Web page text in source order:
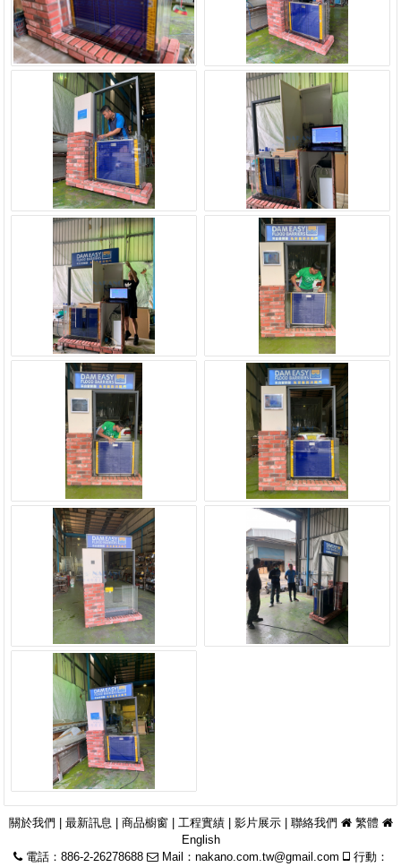
關於我們 最新訊息 商品櫥窗| 工程實績| 影片展示| 聯絡我們
繁體
English
電話：886-2-26278688
Mail： nakano.com.tw@gmail.com 行動：